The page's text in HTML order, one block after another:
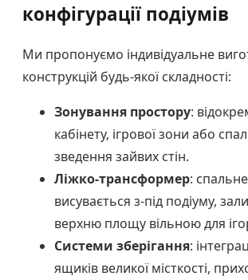
конфігурації подіумів
Ми пропонуємо індивідуальне
конструкцій будь-якої складності:
Зонування простору:
кабінету, ігрової зони або
зведення зайвих стін.
Ліжко-трансформер:
висувається з-під подіуму,
верхню площу вільною для
Системи зберігання:
ящиків великої місткості,